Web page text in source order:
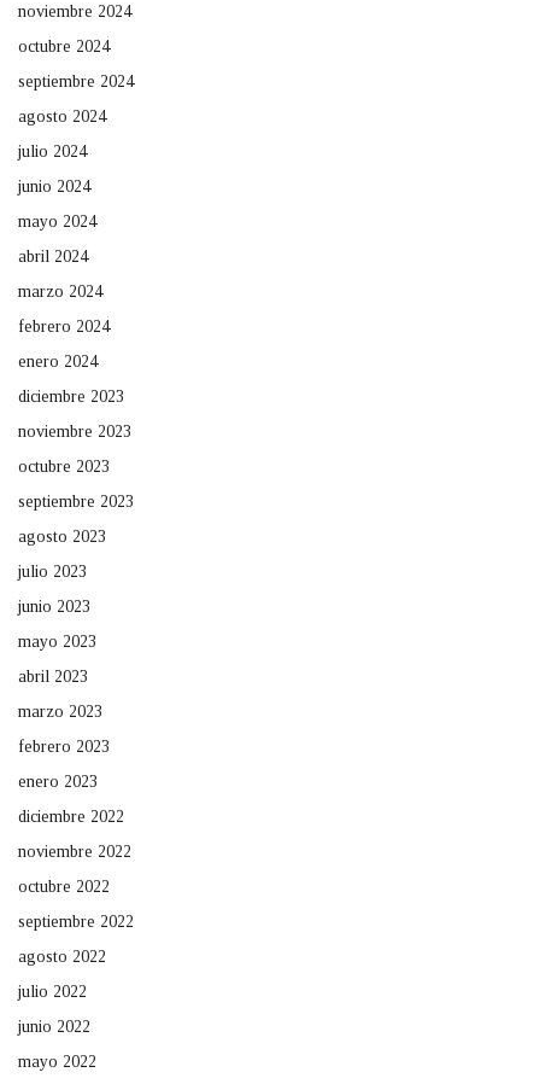
noviembre 2024
octubre 2024
septiembre 2024
agosto 2024
julio 2024
junio 2024
mayo 2024
abril 2024
marzo 2024
febrero 2024
enero 2024
diciembre 2023
noviembre 2023
octubre 2023
septiembre 2023
agosto 2023
julio 2023
junio 2023
mayo 2023
abril 2023
marzo 2023
febrero 2023
enero 2023
diciembre 2022
noviembre 2022
octubre 2022
septiembre 2022
agosto 2022
julio 2022
junio 2022
mayo 2022